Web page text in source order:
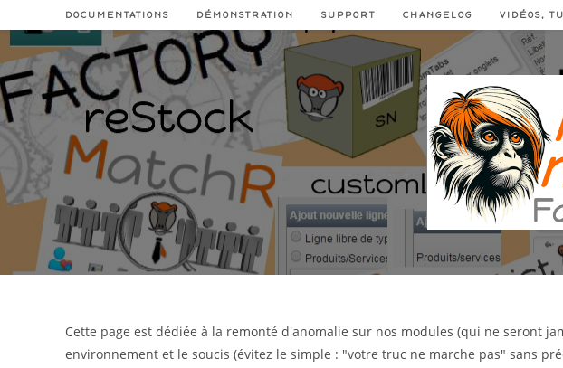
to
content
DOCUMENTATIONS DÉMONSTRATION SUPPORT CHANGELOG VIDÉOS,
Cette page est dédiée à la remonté d'anomalie sur nos modules (qui ne seront
environnement et le soucis (évitez le simple : "votre truc ne marche pas" sans